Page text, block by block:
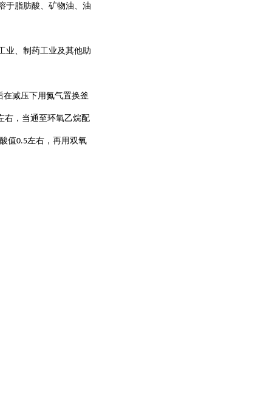
于脂肪酸、矿物油、油
业、制药工业及其他助
减压下用氮气置换釜
右，当通至环氧乙烷配
值0.5左右，再用双氧